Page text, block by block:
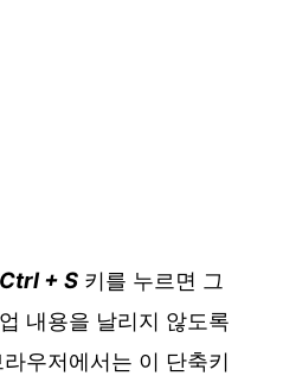
Ctrl + S 키를 누르면 그
내용을 날리지 않도록
우저에서는 이 단축키